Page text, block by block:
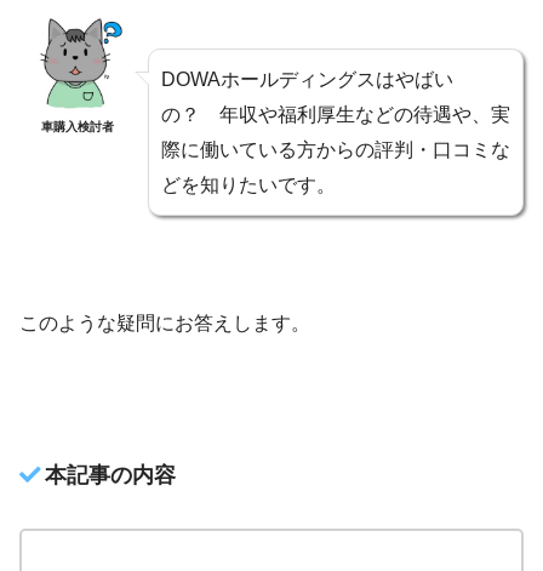
車購入検討者
DOWAホールディングスはやばい
の？ 年収や福利厚生などの待遇や、実
際に働いている方からの評判・口コミな
どを知りたいです。
このような疑問にお答えします。
本記事の内容